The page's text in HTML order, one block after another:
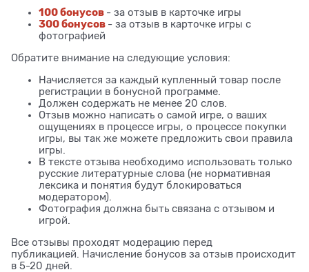
100 бонусов - за отзыв в карточке игры
300 бонусов - за отзыв в карточке игры с
фотографией
Обратите внимание на следующие условия:
Начисляется за каждый купленный товар после
регистрации в бонусной программе.
Должен содержать не менее 20 слов.
Отзыв можно написать о самой игре, о ваших
ощущениях в процессе игры, о процессе покупки
игры, вы так же можете предложить свои правила
игры.
В тексте отзыва необходимо использовать только
русские литературные слова (не нормативная
лексика и понятия будут блокироваться
модератором).
Фотография должна быть связана с отзывом и
игрой.
Все отзывы проходят модерацию перед
публикацией. Начисление бонусов за отзыв происходит
в 5-20 дней.